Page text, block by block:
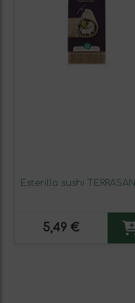
Esterilla sushi
5,49 €